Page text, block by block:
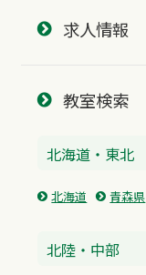
求人情報
教室検索
北海道・東北
北海道 青森県
北陸・中部